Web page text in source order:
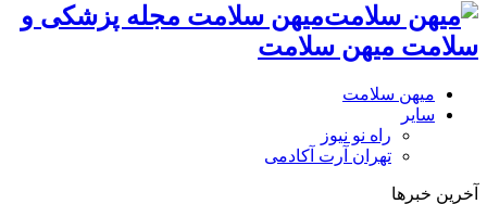
میهن سلامت مجله پزشکی و
میهن سلامت
میهن سلامت
سایر
راه نو نیوز
تهران آرت آکادمی
خبرها